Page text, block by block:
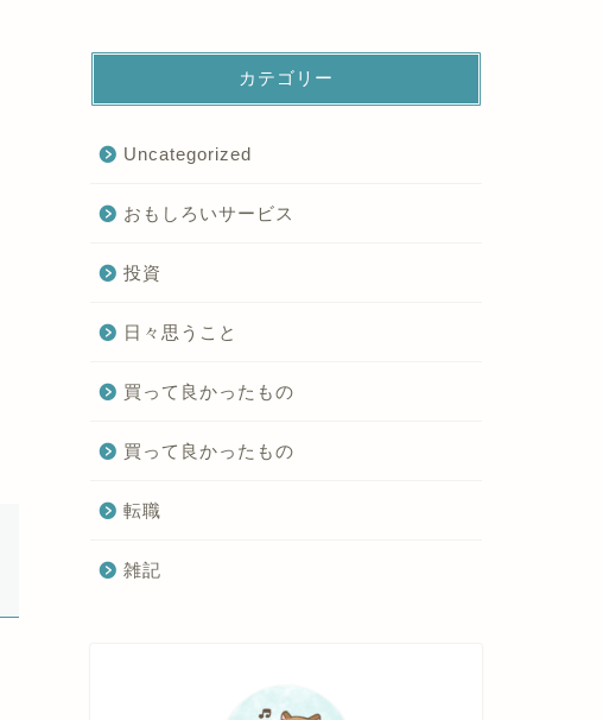
カテゴリー
Uncategorized
おもしろいサービス
投資
日々思うこと
買って良かったもの
買って良かったもの
転職
雑記